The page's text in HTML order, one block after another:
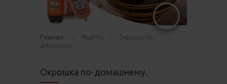
Главная › Рецепты ›
Окрошка по-
домашнему.
Окрошка по-домашнему.